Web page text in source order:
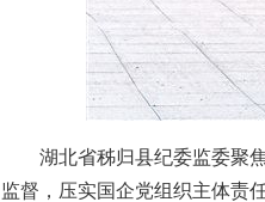
湖北省秭归县纪委监委聚焦
监督，压实国企党组织主体责